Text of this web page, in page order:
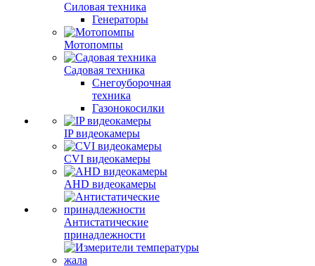
Силовая техника
Генераторы
Мотопомпы
Садовая техника
Снегоуборочная
техника
Газонокосилки
IP видеокамеры
CVI видеокамеры
AHD видеокамеры
Антистатические
принадлежности